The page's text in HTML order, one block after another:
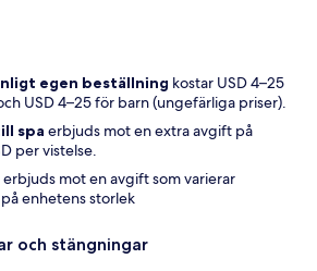
egen beställning kostar USD 4–25
USD 4–25 för barn (ungefärliga priser).
spa erbjuds mot en extra avgift på
per vistelse.
erbjuds mot en avgift som varierar
enhetens storlek
och stängningar